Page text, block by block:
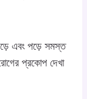
এবং পড়ে সমস্ত
প্রকোপ দেখা